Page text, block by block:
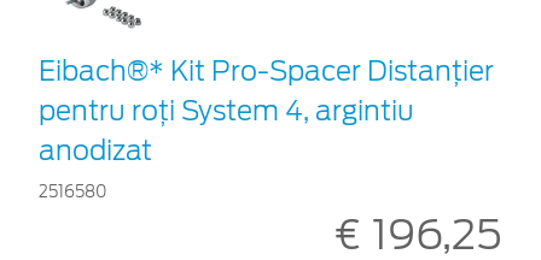
Eibach®* Kit Pro-Spacer Distanțier
pentru roți System 4, argintiu
anodizat
2516580
€ 196,25